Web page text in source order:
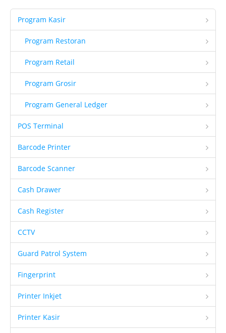
Brosur
Program Kasir
Program Restoran
Program Retail
Program Grosir
Program General Ledger
POS Terminal
Barcode Printer
Barcode Scanner
Cash Drawer
Cash Register
CCTV
Guard Patrol System
Fingerprint
Printer Inkjet
Printer Kasir